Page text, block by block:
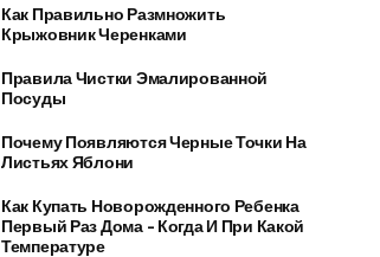
Как Правильно Размножить
Крыжовник Черенками
Правила Чистки Эмалированной
Посуды
Почему Появляются Черные Точки На
Листьях Яблони
Как Купать Новорожденного Ребенка
Первый Раз Дома – Когда И При Какой
Температуре